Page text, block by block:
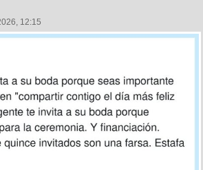
12:15